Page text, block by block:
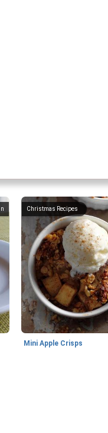
Christmas Recipes
Mini Apple Crisps